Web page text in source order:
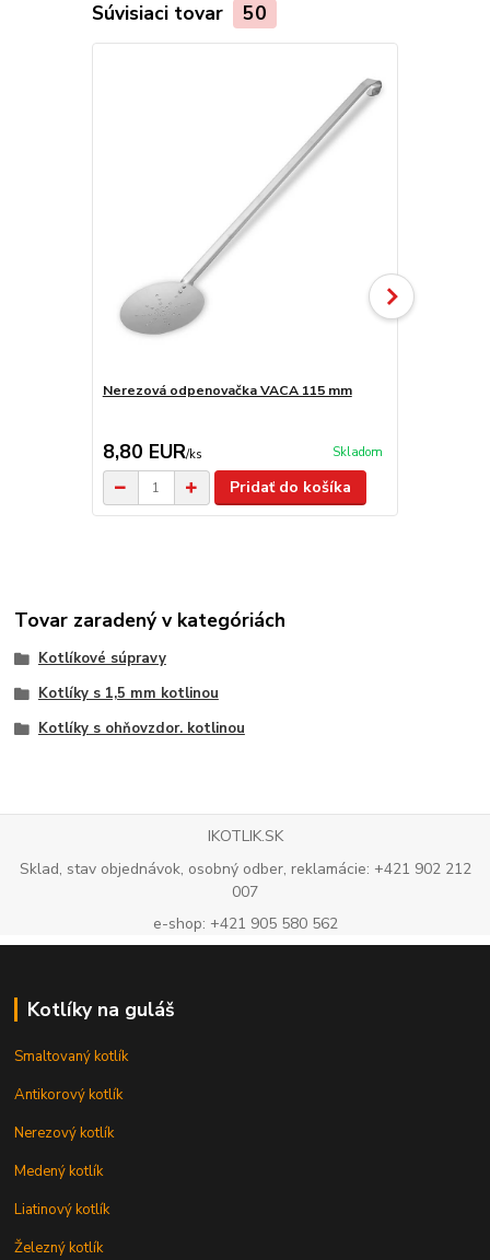
Súvisiaci tovar 50
Nerezová odpenovačka VACA 115 mm
8,80 EUR/ks Skladom
Pridať do košíka
Tovar zaradený v kategóriách
Kotlíkové súpravy
Kotlíky s 1,5 mm kotlinou
Kotlíky s ohňovzdor. kotlinou
IKOTLIK.SK
Sklad, stav objednávok, osobný odber, reklamácie: +421 902 212
007
e-shop: +421 905 580 562
Kotlíky na guláš
Smaltovaný kotlík
Antikorový kotlík
Nerezový kotlík
Medený kotlík
Liatinový kotlík
Železný kotlík